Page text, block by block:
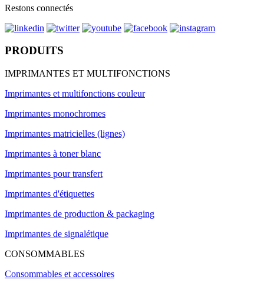
Restons connectés
PRODUITS
IMPRIMANTES ET MULTIFONCTIONS
Imprimantes et multifonctions couleur
Imprimantes monochromes
Imprimantes matricielles (lignes)
Imprimantes à toner blanc
Imprimantes pour transfert
Imprimantes d'étiquettes
Imprimantes de production & packaging
Imprimantes de signalétique
CONSOMMABLES
Consommables et accessoires